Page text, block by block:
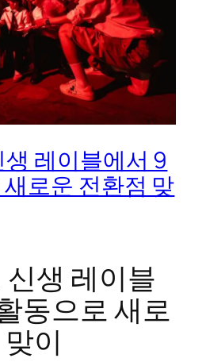
레이블에서 9
로운 전환점 맞
생 레이블
동으로 새로
이